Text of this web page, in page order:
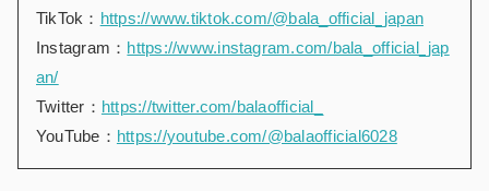
TikTok： https://www.tiktok.com/@bala_official_japan
Instagram： https://www.instagram.com/bala_official_jap
an/
Twitter： https://twitter.com/balaofficial_
YouTube： https://youtube.com/@balaofficial6028